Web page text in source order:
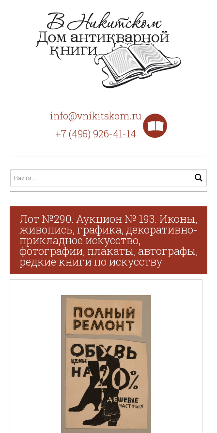
info@vnikitskom.ru
+7 (495) 926-41-14
Лот №290. Аукцион № 193. Иконы,
живопись, графика, декоративно-
прикладное искусство,
фотографии, плакаты, автографы,
редкие книги по искусству